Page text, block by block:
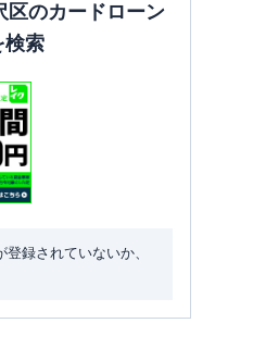
区のカードローン
検索
録されていないか、